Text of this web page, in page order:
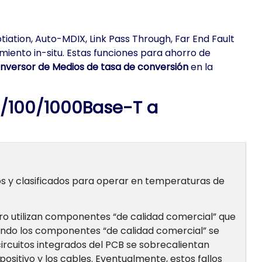
Auto-MDIX, Link Pass Through, Far End Fault
in-situ. Estas funciones para ahorro de
de Medios de tasa de conversiónen la
100/1000Base-T a
y clasificados para operar en temperaturas de
utilizan componentes “de calidad comercial” que
los componentes “de calidad comercial” se
integrados del PCB se sobrecalientan
y los cables. Eventualmente, estos fallos